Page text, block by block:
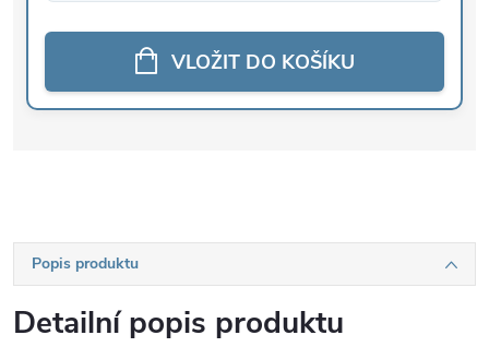
VLOŽIT DO KOŠÍKU
Popis produktu
Detailní popis produktu